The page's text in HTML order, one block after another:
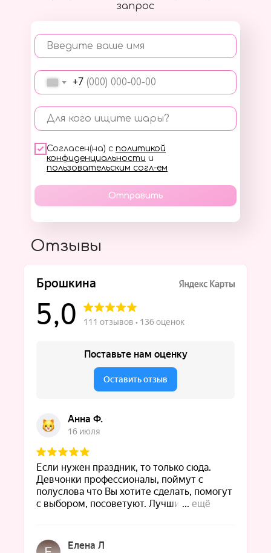
запрос
Введите ваше имя
+7
Для кого ищите шары?
Согласен(на) с политикой
конфиденциальности и
пользовательским согл-ем
Отправить
Отзывы